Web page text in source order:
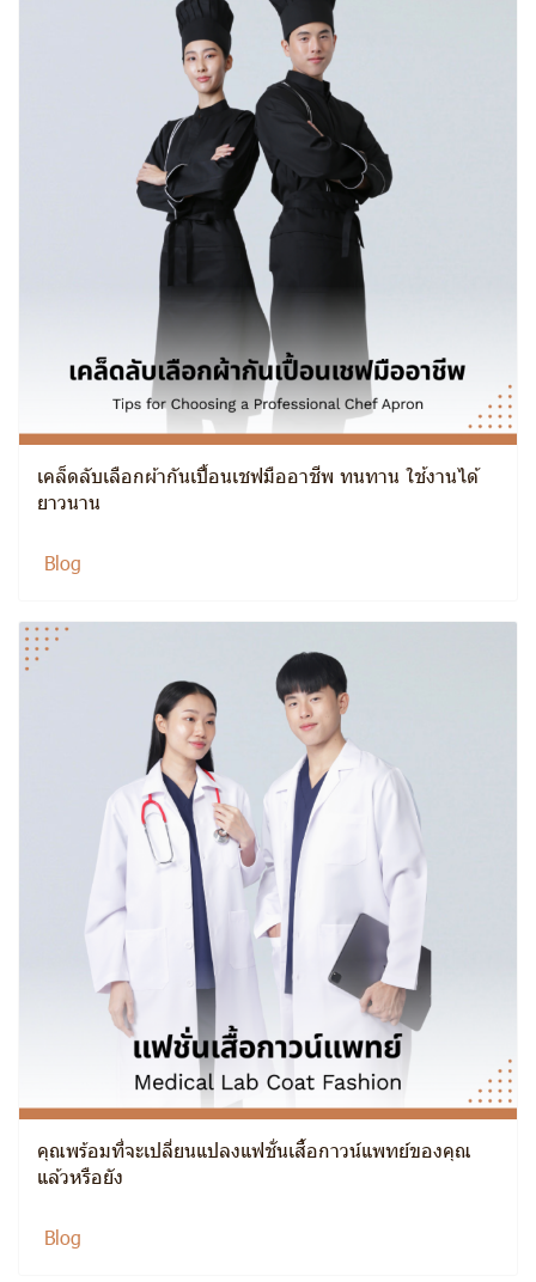
เคล็ดลับเลือกผ้ากันเปื้อนเชฟมืออาชีพ ทนทาน ใช้งานได้
ยาวนาน
Blog
คุณพร้อมที่จะเปลี่ยนแปลงแฟชั่นเสื้อกาวน์แพทย์ของคุณ
แล้วหรือยัง
Blog